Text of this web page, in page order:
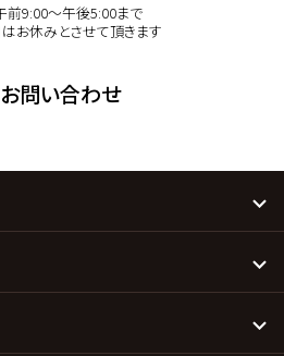
前9:00〜午後5:00まで
はお休みとさせて頂きます
問い合わせ